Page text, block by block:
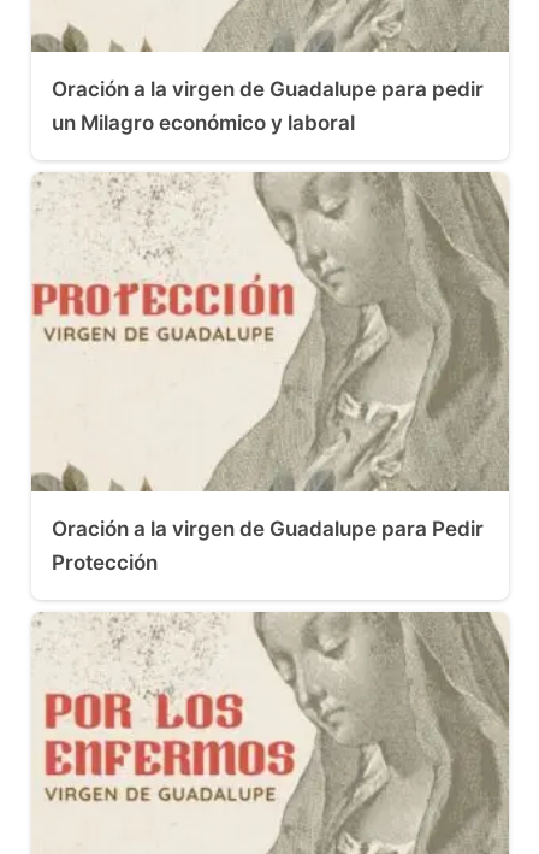
Oración a la virgen de Guadalupe para pedir
un Milagro económico y laboral
Oración a la virgen de Guadalupe para Pedir
Protección